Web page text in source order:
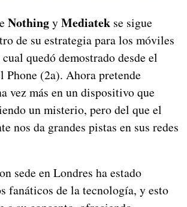
NothingyMediatekse sigue
de su estrategia para los móviles
quedó demostrado desde el
Phone (2a). Ahora pretende
vez más en un dispositivo que
un misterio, pero del que el
nos da grandes pistas en sus redes
sede en Londres ha estado
fanáticos de la tecnología, y esto